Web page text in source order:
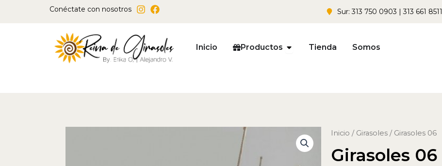
Conéctate con nosotros Sur: 313 750 0903 | 313 661 8511
Inicio Productos Open Productos
Tienda Somos
Inicio / Girasoles / Girasoles 06
Girasoles 06